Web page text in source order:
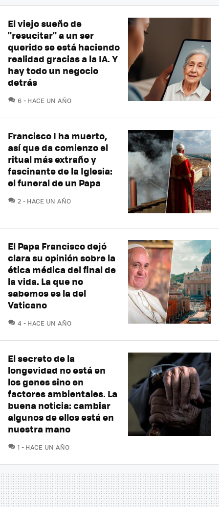
El viejo sueño de
"resucitar" a un ser
querido se está haciendo
realidad gracias a la IA. Y
hay todo un negocio
detrás
6 COMENTARIOS
HACE UN AÑO
Francisco I ha muerto,
así que da comienzo el
ritual más extraño y
fascinante de la Iglesia:
el funeral de un Papa
2 COMENTARIOS
HACE UN AÑO
El Papa Francisco dejó
clara su opinión sobre la
ética médica del final de
la vida. La que no
sabemos es la del
Vaticano
4 COMENTARIOS
HACE UN AÑO
El secreto de la
longevidad no está en
los genes sino en
factores ambientales. La
buena noticia: cambiar
algunos de ellos está en
nuestra mano
1 COMENTARIOS
HACE UN AÑO